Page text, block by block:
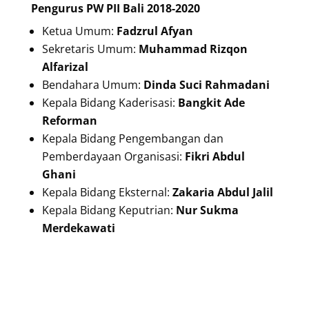
Pengurus PW PII Bali 2018-2020
Ketua Umum: Fadzrul Afyan
Sekretaris Umum: Muhammad Rizqon
Alfarizal
Bendahara Umum: Dinda Suci Rahmadani
Kepala Bidang Kaderisasi: Bangkit Ade
Reforman
Kepala Bidang Pengembangan dan
Pemberdayaan Organisasi: Fikri Abdul
Ghani
Kepala Bidang Eksternal: Zakaria Abdul Jalil
Kepala Bidang Keputrian: Nur Sukma
Merdekawati